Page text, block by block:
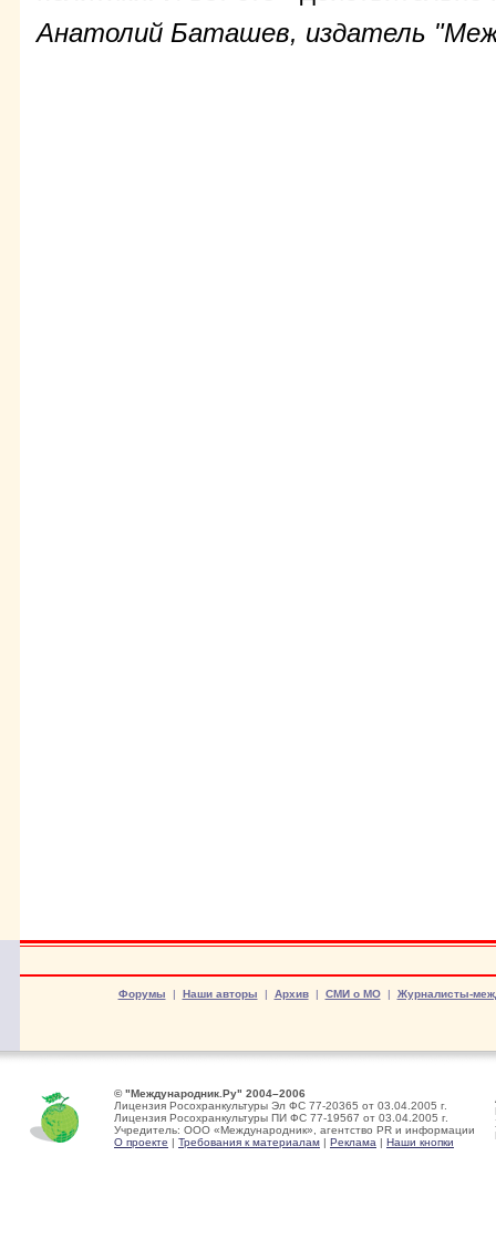
Анатолий Баташев, издатель
Форумы | Наши авторы | Архив| СМИ о МО| Журналисты-
© "Международник.Ру" 2004–2006
Лицензия Росохранкультуры Эл ФС 77-20365 от 03.04.2005 г.
Лицензия Росохранкультуры ПИ ФС 77-19567 от 03.04.2005 г.
Учредитель: ООО «Международник», агентство PR и информации
О проекте | Требования к материалам | Реклама | Наши кнопки